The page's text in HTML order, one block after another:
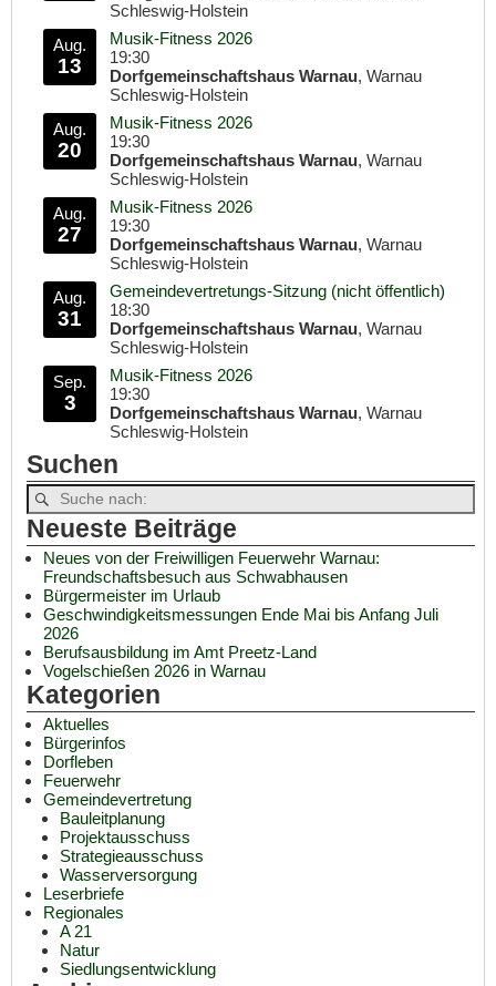
Schleswig-Holstein
Aug.
13
Musik-Fitness 2026
19:30
Dorfgemeinschaftshaus Warnau, Warnau
Schleswig-Holstein
Aug.
20
Musik-Fitness 2026
19:30
Dorfgemeinschaftshaus Warnau, Warnau
Schleswig-Holstein
Aug.
27
Musik-Fitness 2026
19:30
Dorfgemeinschaftshaus Warnau, Warnau
Schleswig-Holstein
Aug.
31
Gemeindevertretungs-Sitzung (nicht öffentlich)
18:30
Dorfgemeinschaftshaus Warnau, Warnau
Schleswig-Holstein
Sep.
3
Musik-Fitness 2026
19:30
Dorfgemeinschaftshaus Warnau, Warnau
Schleswig-Holstein
Suchen
Neueste Beiträge
Neues von der Freiwilligen Feuerwehr Warnau:
Freundschaftsbesuch aus Schwabhausen
Bürgermeister im Urlaub
Geschwindigkeitsmessungen Ende Mai bis Anfang Juli
2026
Berufsausbildung im Amt Preetz-Land
Vogelschießen 2026 in Warnau
Kategorien
Aktuelles
Bürgerinfos
Dorfleben
Feuerwehr
Gemeindevertretung
Bauleitplanung
Projektausschuss
Strategieausschuss
Wasserversorgung
Leserbriefe
Regionales
A 21
Natur
Siedlungsentwicklung